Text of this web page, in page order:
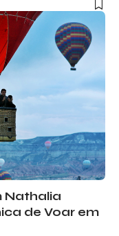
Nathalia
de Voar em